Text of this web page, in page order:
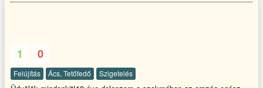
1 0
Felújítás Ács, Tetőfedő Szigetelés